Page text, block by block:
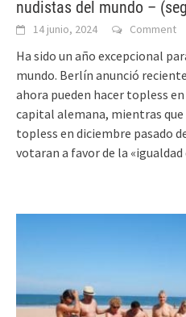
nudistas del mundo –
14 junio, 2024 Comment
Ha sido un año excepcional
mundo. Berlín anunció
ahora pueden hacer topless
capital alemana, mientras
topless en diciembre pasado
votaran a favor de la «igualdad